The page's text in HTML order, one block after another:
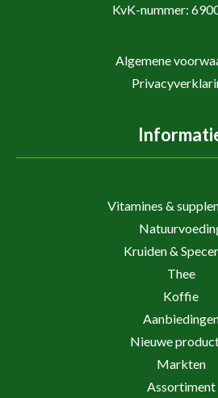
KvK-nummer:
Algemene
Vitamines &
Kruiden &
Thee
Koffie
Nieuwe
Markten
Assortiment